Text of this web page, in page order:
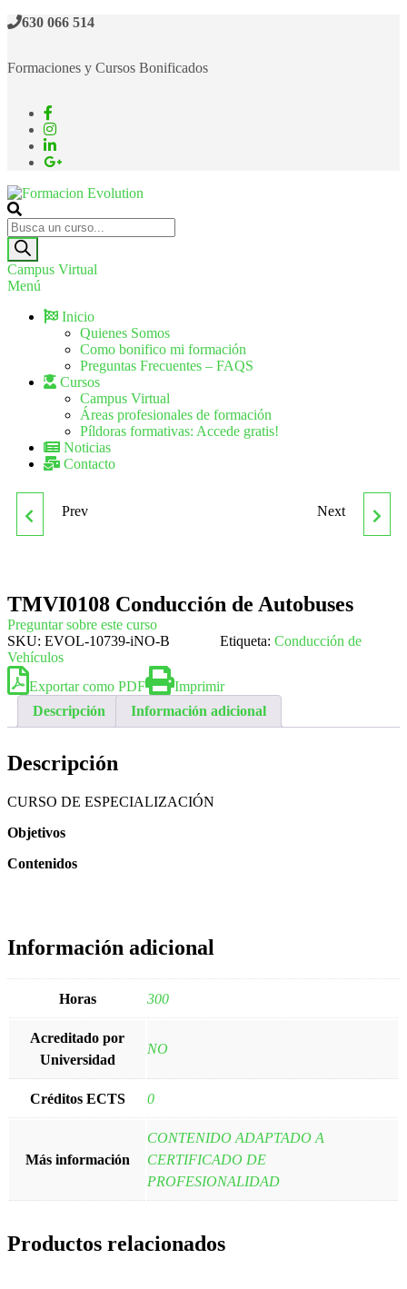
630 066 514
Formaciones y Cursos Bonificados
Formacion Evolution
Cursos de formación continua
Campus Virtual
Menú
Inicio
Quienes Somos
Como bonifico mi formación
Preguntas Frecuentes – FAQS
Cursos
Campus Virtual
Áreas profesionales de formación
Píldoras formativas: Accede gratis!
Noticias
Contacto
AUXILIARES DE
MANTENIMIENTO EN
ELECTROMECÁNICA DE
Prev GESTIÓN CONTABLE Y
ADMINISTRATIVA PARA
AUDITORÍA. ADGD0108
Next
TMVI0108 Conducción de Autobuses
Preguntar sobre este curso
SKU: EVOL-10739-iNO-B Etiqueta: Conducción de
Vehículos
Exportar como PDF
Imprimir
Descripción
Información adicional
Descripción
CURSO DE ESPECIALIZACIÓN
Objetivos
Contenidos
Información adicional
Horas 300
Acreditado por
Universidad
NO
Créditos ECTS 0
Más información
CONTENIDO ADAPTADO A
CERTIFICADO DE
PROFESIONALIDAD
Productos relacionados